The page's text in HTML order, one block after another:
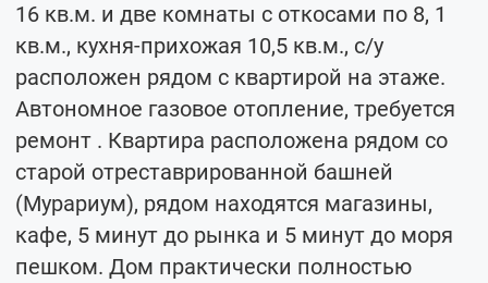
16 кв.м. и две комнаты с откосами по 8, 1
кв.м., кухня-прихожая 10,5 кв.м., с/у
расположен рядом с квартирой на этаже.
Автономное газовое отопление, требуется
ремонт . Квартира расположена рядом со
старой отреставрированной башней
(Мурариум), рядом находятся магазины,
кафе, 5 минут до рынка и 5 минут до моря
пешком. Дом практически полностью